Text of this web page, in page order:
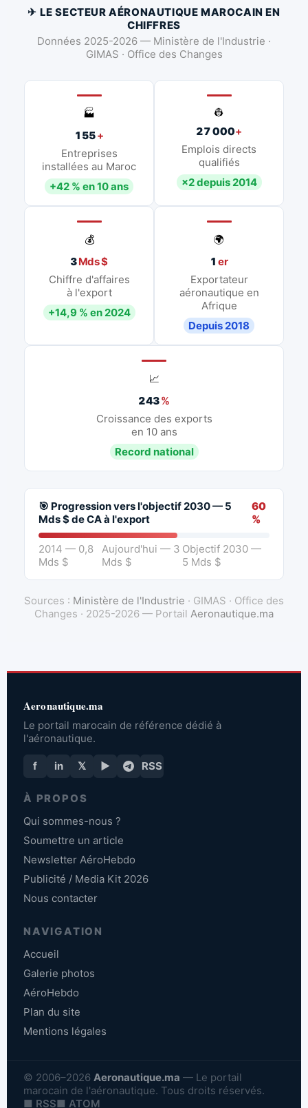
✈ LE SECTEUR AÉRONAUTIQUE MAROCAIN EN
CHIFFRES
Données 2025-2026 — Ministère de l'Industrie ·
GIMAS · Office des Changes
🏭
155+
Entreprises
installées au Maroc
+42 % en 10 ans
👷
27 000+
Emplois directs
qualifiés
×2 depuis 2014
💰
3Mds $
Chiffre d'affaires
à l'export
+14,9 % en 2024
🌍
1 er
Exportateur
aéronautique en
Afrique
Depuis 2018
📈
243%
Croissance des exports
en 10 ans
Record national
🎯 Progression vers l'objectif 2030 — 5
Mds $ de CA à l'export
60
%
2014 — 0,8
Mds $
Aujourd'hui — 3
Mds $
Objectif 2030 —
5 Mds $
Sources : Ministère de l'Industrie · GIMAS · Office des
Changes · 2025-2026 — Portail Aeronautique.ma
Aeronautique.ma
Le portail marocain de référence dédié à
l'aéronautique.
f in 𝕏 ▶ RSS
À PROPOS
Qui sommes-nous ?
Soumettre un article
Newsletter AéroHebdo
Publicité / Media Kit 2026
Nous contacter
NAVIGATION
Accueil
Galerie photos
AéroHebdo
Plan du site
Mentions légales
© 2006–2026 Aeronautique.ma — Le portail
marocain de l'aéronautique. Tous droits réservés.
■ RSS■ ATOM